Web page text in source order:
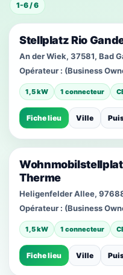
1-6 / 6
Stellplatz Rio
An der Wiek, 37581, Bad
Opérateur : (Business
1,5 kW 1 connecteur
Fiche lieu Ville
Therme
Heligenfelder Allee,
Opérateur : (Business
1,5 kW 1 connecteur
Fiche lieu Ville